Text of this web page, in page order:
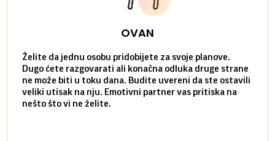
OVAN
Želite da jednu osobu pridobijete za svoje planove.
Dugo ćete razgovarati ali konačna odluka druge strane
ne može biti u toku dana. Budite uvereni da ste ostavili
veliki utisak na nju. Emotivni partner vas pritiska na
nešto što vi ne želite.